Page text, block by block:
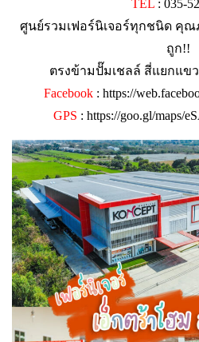
TEL : 035-
ศูนย์รวมเฟอร์นิเจอร์ทุกชนิด คุ
ถูก!!
ตรงข้ามปั๊มเชลล์ สี่แยกแข
Facebook: https://
GPS : https://goo.gl/maps/